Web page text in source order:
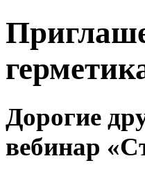
Дорогие
вебинар